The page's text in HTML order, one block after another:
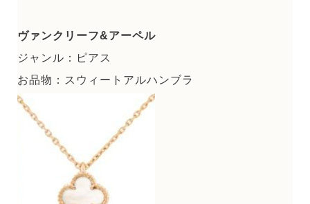
ヴァンクリーフ&アーペル
ジャンル：ピアス
お品物：スウィートアルハンブラ